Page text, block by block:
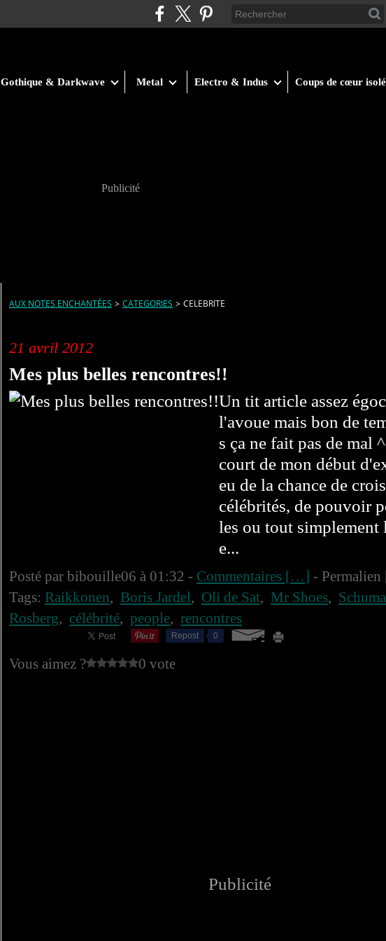
Gothique & Darkwave Metal Electro & Indus Coups de cœur
Publicité
AUX NOTES ENCHANTÉES > CATEGORIES > CELEBRITE
21 avril 2012
Mes plus belles rencontres!!
Un tit article assez
l'avoue mais bon de
s ça ne fait pas de mal
court de mon début
eu de la chance de
célébrités, de pouvoir
les ou tout simplement
e...
Posté par bibouille06 à 01:32 - Commentaires […] - Permalien
Tags: Raikkonen, Boris Jardel, Oli de Sat, Mr Shoes,
Rosberg, célébrité, people, rencontres
Repost 0
Vous aimez ? 0 vote
Publicité